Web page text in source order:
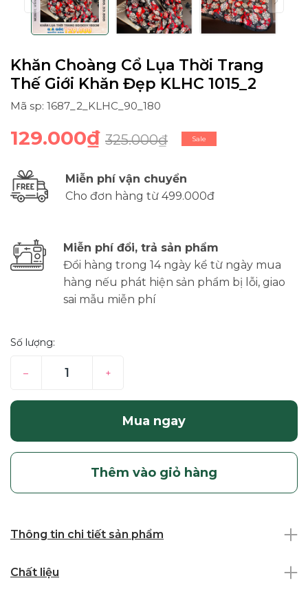
Khăn Choàng Cổ Lụa Thời Trang
Thế Giới Khăn Đẹp KLHC 1015_2
Mã sp: 1687_2_KLHC_90_180
129.000₫ 325.000₫ Sale
Miễn phí vận chuyển
Cho đơn hàng từ 499.000đ
Miễn phí đổi, trả sản phẩm
Đổi hàng trong 14 ngày kể từ ngày mua
hàng nếu phát hiện sản phẩm bị lỗi, giao
sai mẫu miễn phí
Số lượng:
– +
Mua ngay
Thêm vào giỏ hàng
Thông tin chi tiết sản phẩm
Chất liệu